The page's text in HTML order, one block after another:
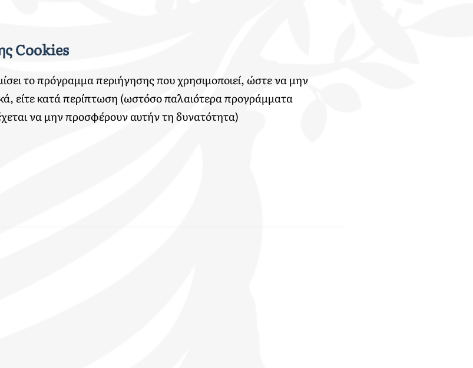
Cookies
το πρόγραμμα περιήγησης που χρησιμοποιεί, ώστε να μην
είτε κατά περίπτωση (ωστόσο παλαιότερα προγράμματα
να μην προσφέρουν αυτήν τη δυνατότητα)